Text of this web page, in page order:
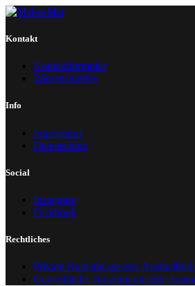
Kontakt
Kontaktformular
Wissenswertes
Info
Impressum
Datenschutz
Social
Instagram
Facebook
Rechtliches
Private Nutzung unserer
Gewerbliche Nutzung unserer